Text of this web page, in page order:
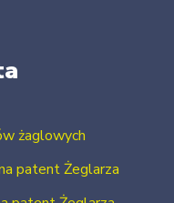
żaglowych
patent Żeglarza